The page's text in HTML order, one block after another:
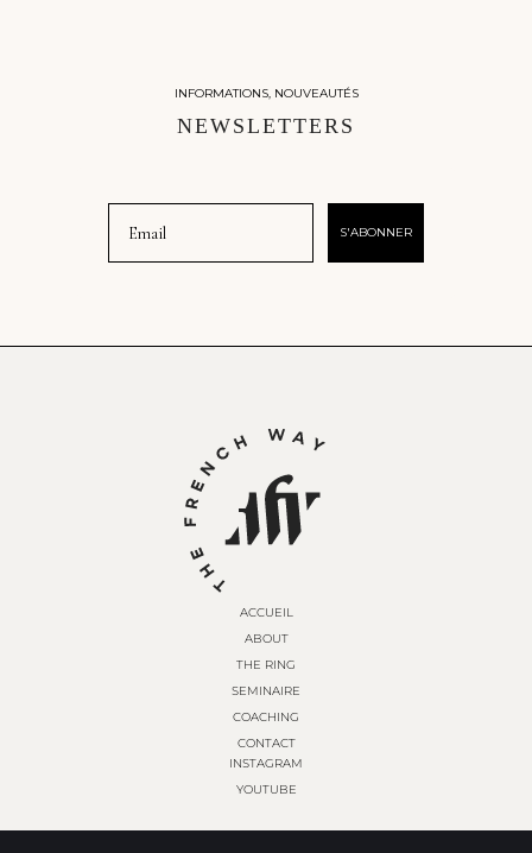
INFORMATIONS, NOUVEAUTÉS
NEWSLETTERS
S'ABONNER
ACCUEIL
ABOUT
THE RING
SEMINAIRE
COACHING
CONTACT
INSTAGRAM
YOUTUBE